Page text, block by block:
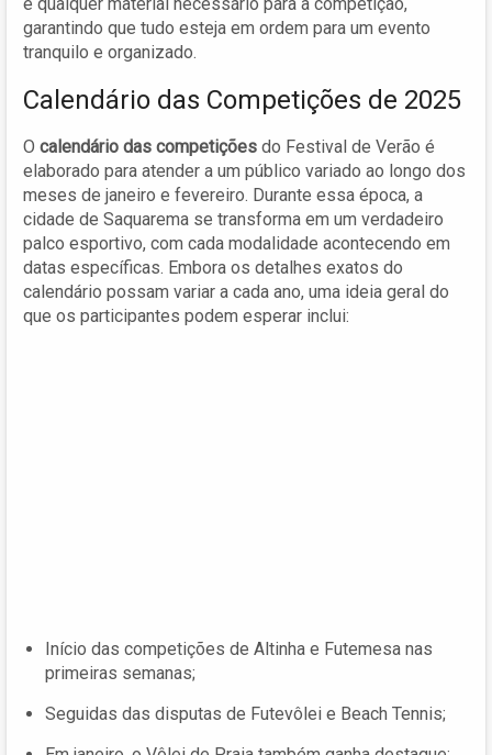
garantindo que tudo esteja em ordem para um evento
tranquilo e organizado.
Calendário das Competições de 2025
O calendário das competições do Festival de Verão é
elaborado para atender a um público variado ao longo dos
meses de janeiro e fevereiro. Durante essa época, a
cidade de Saquarema se transforma em um verdadeiro
palco esportivo, com cada modalidade acontecendo em
datas específicas. Embora os detalhes exatos do
calendário possam variar a cada ano, uma ideia geral do
que os participantes podem esperar inclui:
Início das competições de Altinha e Futemesa nas
primeiras semanas;
Seguidas das disputas de Futevôlei e Beach Tennis;